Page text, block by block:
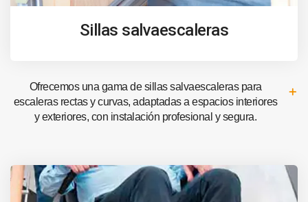
Sillas salvaescaleras
Ofrecemos una gama de sillas salvaescaleras para
escaleras rectas y curvas, adaptadas a espacios interiores
y exteriores, con instalación profesional y segura.